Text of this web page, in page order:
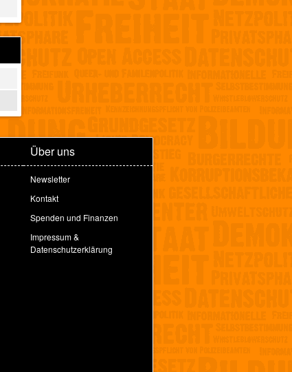
Über uns
Newsletter
Kontakt
Spenden und Finanzen
Impressum &
Datenschutzerklärung